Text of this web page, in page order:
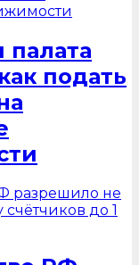
палата
подать